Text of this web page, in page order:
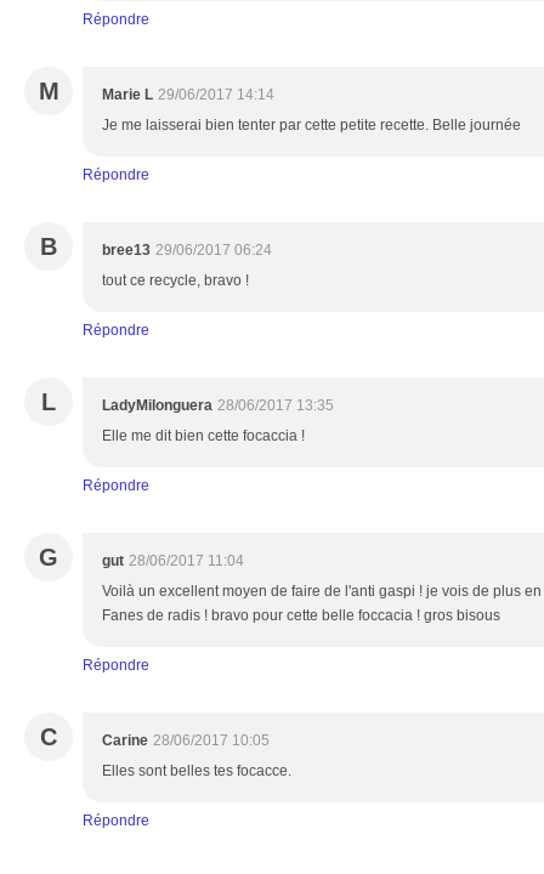
Répondre
M Marie L 29/06/2017 14:14
Je me laisserai bien tenter par cette petite recette. Belle journée
Répondre
B bree13 29/06/2017 06:24
tout ce recycle, bravo !
Répondre
L LadyMilonguera 28/06/2017 13:35
Elle me dit bien cette focaccia !
Répondre
G gut 28/06/2017 11:04
Voilà un excellent moyen de faire de l'anti gaspi ! je vois de plus
Fanes de radis ! bravo pour cette belle foccacia ! gros bisous
Répondre
C Carine 28/06/2017 10:05
Elles sont belles tes focacce.
Répondre